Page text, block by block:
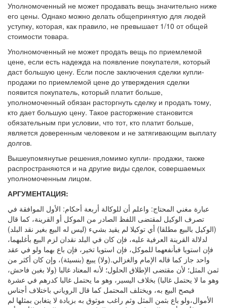
Уполномоченный не может продавать вещь значительно ниже
его цены. Однако можно делать общепринятую для людей
уступку, которая, как правило, не превышает 1/10 от общей
стоимости товара.
Уполномоченный не может продать вещь по приемлемой
цене, если есть надежда на появление покупателя, который
даст большую цену. Если после заключения сделки купли-
продажи по приемлемой цене до утверждения сделки
появится покупатель, который платит больше,
уполномоченный обязан расторгнуть сделку и продать тому,
кто дает большую цену. Такое расторжение становится
обязательным при условии, что тот, кто платит больше,
является доверенным человеком и не затягивающим выплату
долгов.
Вышеупомянутые решения,помимо купли- продажи, также
распространяются и на другие виды сделок, совершаемых
уполномоченным лицом.
АРГУМЕНТАЦИЯ:
عبارة مغني المحتاج: واعلم أن للوكالة أربعة أحكام: الأول الموافقة في
تصرف الوكيل لمقتضى اللفظ الصادر من الموكل أو القرينة، كما قال
(الوكيل بالبيع مطلقا) أي توكيلا لم يقيد بشيء (ليس له البيع بغير نقد البلد)
لدلالة القرينة العرفية عليه، فإن كان في البلد نقدان لزم البيع بأغلبهما،
فإن استويا فبأنفعهما للموكل، فإن استويا تخير، فإن باع بهما ولو في عقد
واحد جاز كما قاله الإمام والغزالي.(ولا) يبيع (بنسيئة)، وإن كان أكثر من
ثمن المثل؛ لأن مقتضى الإطلاق الحلول؛ لأنه المعتاد غالبا (ولا بغبن فاحش،
وهو ما لا يحتمل غالبا) بخلاف اليسير، وهو ما يحتمل غالبا كدرهم في عشرة
فيصح البيع به، ويختلف المحتمل كما قال الروياني باختلاف أجناس
الأموال،ولو باع بثمن المثل وثم راغب موثوق به بزيادة لا يتغابن بمثلها لم